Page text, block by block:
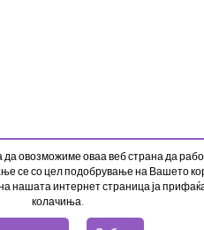
овозможиме оваа веб страна да
се со цел подобрување на Вашето
нашата интернет страница ја
колачиња.